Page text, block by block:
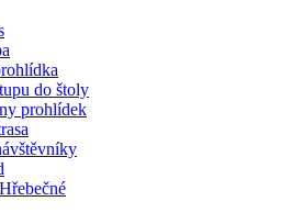
do štoly
prohlídek